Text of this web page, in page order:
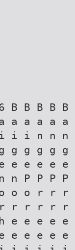
B B B B
a a a a
n n n n
g g g g
e e e e
n P P P
o o o r
r r r r r
e e e e
e e e e